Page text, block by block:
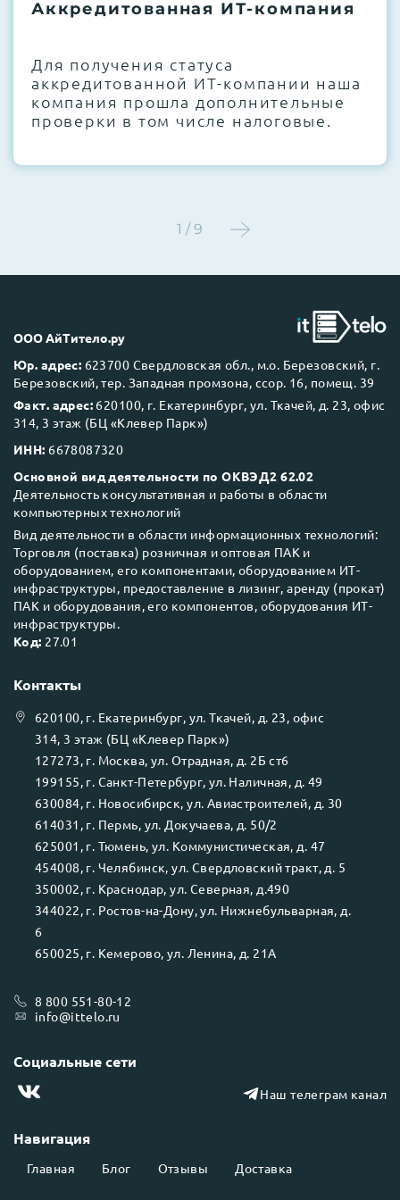
термоинтерфейсов, замена батареек
Этап 4:Стресс-тестирование под 100%
нагрузкой в течение 72 часов для
проверки стабильности всех подсистем
Next Business Day (NBD)
Аккредитованная ИТ-компания
Для получения статуса
аккредитованной ИТ-компании наша
компания прошла дополнительные
проверки в том числе налоговые.
1 / 9
ООО АйТитело.ру
Юр. адрес: 623700 Свердловская обл., м.о. Березовский, г.
Березовский, тер. Западная промзона, ссор. 16, помещ. 39
Факт. адрес: 620100, г. Екатеринбург, ул. Ткачей, д. 23, офис
314, 3 этаж (БЦ «Клевер Парк»)
ИНН: 6678087320
Основной вид деятельности по ОКВЭД2 62.02
Деятельность консультативная и работы в области
компьютерных технологий
Вид деятельности в области информационных технологий:
Торговля (поставка) розничная и оптовая ПАК и
оборудованием, его компонентами, оборудованием ИТ-
инфраструктуры, предоставление в лизинг, аренду (прокат)
ПАК и оборудования, его компонентов, оборудования ИТ-
инфраструктуры.
Код: 27.01
Навигация
Главная Блог Отзывы Доставка
Контакты
620100, г. Екатеринбург, ул.Ткачей, д. 23, офис
314, 3 этаж (БЦ «Клевер Парк»)
127273, г. Москва, ул. Отрадная, д. 2Б ст6
199155, г. Санкт-Петербург, ул. Наличная, д. 49
630084, г. Новосибирск, ул. Авиастроителей, д. 30
614031 , г. Пермь, ул. Докучаева, д. 50/2
625001 , г. Тюмень, ул. Коммунистическая, д. 47
454008, г. Челябинск, ул. Свердловский тракт, д. 5
350002, г. Краснодар, ул. Северная, д.490
344022, г. Ростов-на-Дону, ул. Нижнебульварная, д.
6
650025, г. Кемерово, ул. Ленина, д. 21А
8 800 551-80-12
info@ittelo.ru
Социальные сети
Наш телеграм канал